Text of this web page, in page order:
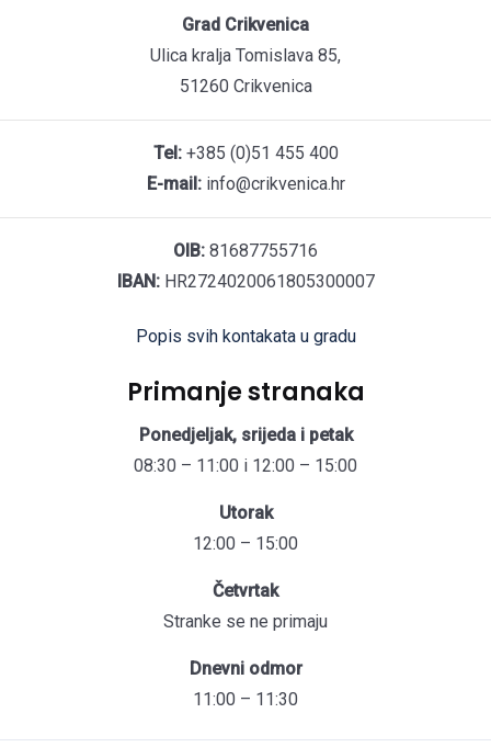
Grad Crikvenica
Ulica kralja Tomislava 85,
51260 Crikvenica
Tel:+385 (0)51 455 400
E-mail:info@crikvenica.hr
OIB: 81687755716
IBAN:HR2724020061805300007
Popis svih kontakata u gradu
Primanje stranaka
Ponedjeljak, srijeda i petak
08:30 – 11:00 i 12:00 – 15:00
Utorak
12:00 – 15:00
Četvrtak
Stranke se ne primaju
Dnevni odmor
11:00 – 11:30